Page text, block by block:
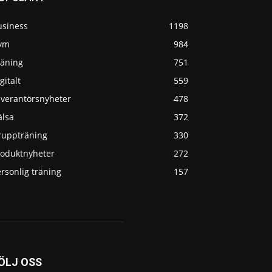
1198
984
751
559
478
372
330
272
träning
157
OSS